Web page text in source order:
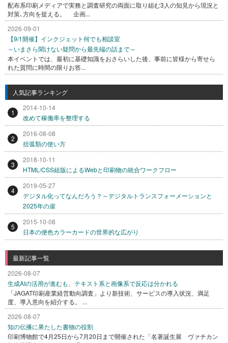
配布系印刷メディアで実務と調査研究の両面に取り組む3人の知見から現況と
対策､方向を捉える。 企画...
2026-09-01
【9/1開催】インクジェット何でも相談室
～いまさら聞けない疑問から最先端の話まで～
本イベントでは、最初に基礎知識をおさらいした後、事前に皆様から寄せら
れた質問に時間の限りお答...
人気記事ランキング
1
2014-10-14
改めて稼働率を整理する
2
2016-08-08
括弧類の使い方
3
2018-10-11
HTML/CSS組版によるWebと印刷物の統合ワークフロー
4
2019-05-27
デジタル化ってなんだろう？～デジタルトランスフォーメーションと
2025年の崖
5
2015-10-08
日本の便色カラーカードの世界的な広がり
最新記事一覧
2026-08-07
生成AIの活用が進むも、テキスト系と画像系で反応は分かれる
「JAGAT印刷産業経営動向調査」より新技術、サービスの導入状況、満足
度、導入意向を紹介する。 ...
2026-08-07
知の伝播に果たした書物の役割
印刷博物館で4月25日から7月20日まで開催された「名著誕生展 ヴァチカン